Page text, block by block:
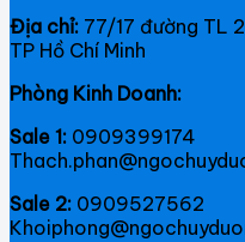
Địa chỉ: 77/17 đường TL
TP Hồ Chí Minh
Phòng Kinh Doanh:
Sale 1:
Sale 2: